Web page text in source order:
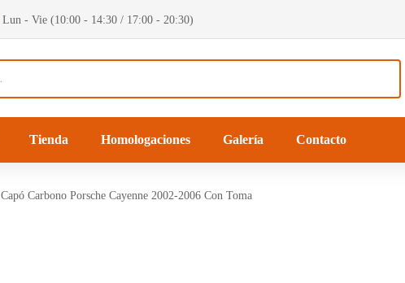
Lun - Vie (10:00 - 14:30 / 17:00 - 20:30)
Tienda Homologaciones Galería Contacto
Capó Carbono Porsche Cayenne 2002-2006 Con Toma